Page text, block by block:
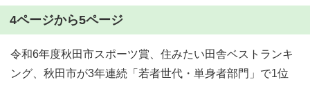
4ページから5ページ
令和6年度秋田市スポーツ賞、住みたい田舎ベストランキ
ング、秋田市が3年連続「若者世代・単身者部門」で1位